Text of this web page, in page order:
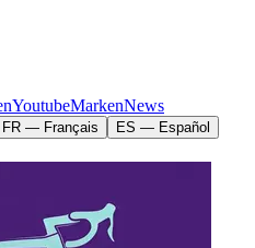
YoutubeMarkenNews
FR — Français
ES — Español